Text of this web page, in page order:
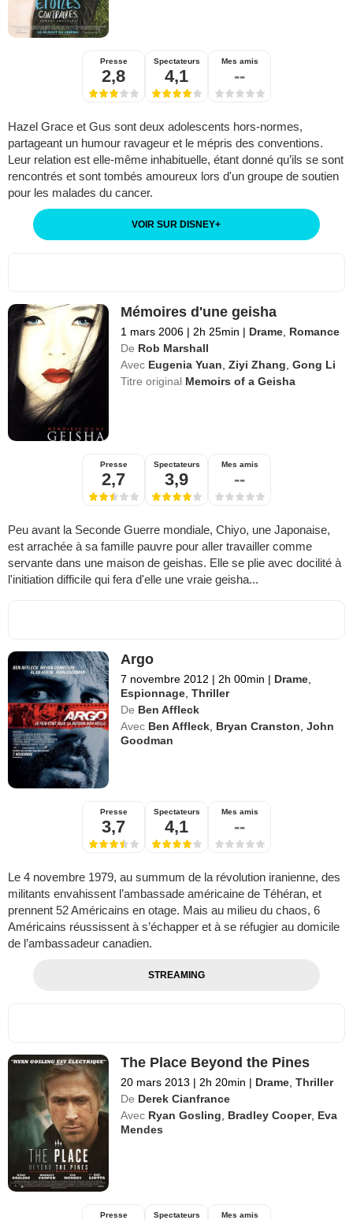
Presse
2,8
Spectateurs
4,1
Mes amis
--
Hazel Grace et Gus sont deux adolescents hors-normes,
partageant un humour ravageur et le mépris des conventions.
Leur relation est elle-même inhabituelle, étant donné qu’ils se sont
rencontrés et sont tombés amoureux lors d'un groupe de soutien
pour les malades du cancer.
VOIR SUR DISNEY+
Mémoires d'une geisha
1 mars 2006 | 2h 25min | Drame, Romance
De Rob Marshall
Avec Eugenia Yuan,Ziyi Zhang,Gong Li
Titre original Memoirs of a Geisha
Presse
2,7
Spectateurs
3,9
Mes amis
--
Peu avant la Seconde Guerre mondiale, Chiyo, une Japonaise,
est arrachée à sa famille pauvre pour aller travailler comme
servante dans une maison de geishas. Elle se plie avec docilité à
l'initiation difficile qui fera d'elle une vraie geisha...
Argo
7 novembre 2012 | 2h 00min | Drame
Espionnage ,Thriller
De Ben Affleck
Avec Ben Affleck Bryan Cranston ,John
Goodman
Presse
3,7
Spectateurs
4,1
Mes amis
--
Le 4 novembre 1979, au summum de la révolution iranienne, des
militants envahissent l’ambassade américaine de Téhéran, et
prennent 52 Américains en otage. Mais au milieu du chaos, 6
Américains réussissent à s’échapper et à se réfugier au domicile
de l’ambassadeur canadien.
STREAMING
The Place Beyond the Pines
20 mars 2013 | 2h 20min | Drame ,Thriller
De Derek Cianfrance
Avec Ryan Gosling Bradley Cooper, Eva
Mendes
Presse Spectateurs Mes amis